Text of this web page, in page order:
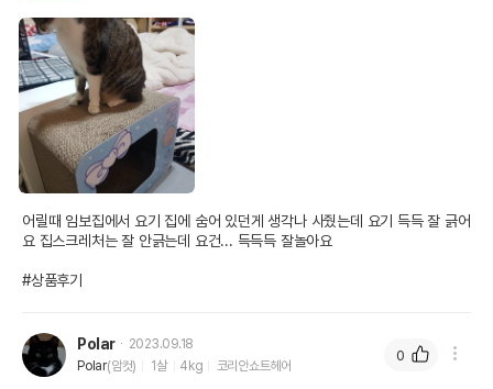
어릴때 임보집에서 요기 집에 숨어 있던게 생각나 사줬는데 요기 득득 잘 긁어
요 집스크레처는 잘 안긁는데 요건... 득득득 잘놀아요
#상품후기
Polar
2023.09.18
Polar(암컷) 1살 4kg 코리안쇼트헤어
0